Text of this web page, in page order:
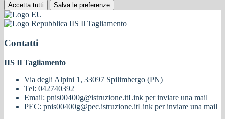
Accetta tutti Salva le preferenze
IIS Il Tagliamento
Contatti
IIS Il Tagliamento
Via degli Alpini 1, 33097 Spilimbergo (PN)
Tel: 042740392
Email: pnis00400g@istruzione.itLink per inviare una mail
PEC: pnis00400g@pec.istruzione.itLink per inviare una mail